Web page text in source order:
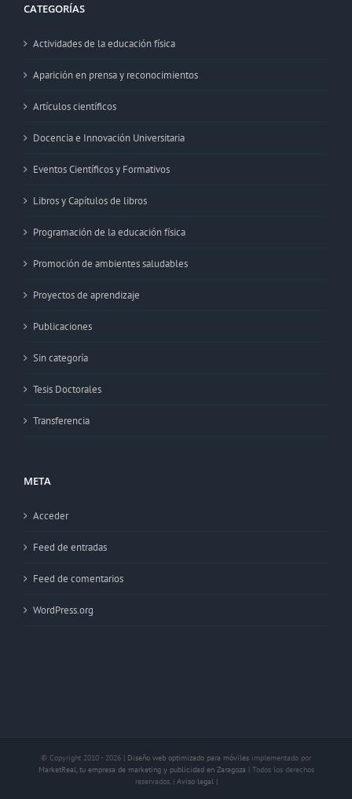
CATEGORÍAS
Actividades de la educación física
Aparición en prensa y reconocimientos
Artículos científicos
Docencia e Innovación Universitaria
Eventos Científicos y Formativos
Libros y Capítulos de libros
Programación de la educación física
Promoción de ambientes saludables
Proyectos de aprendizaje
Publicaciones
Sin categoría
Tesis Doctorales
Transferencia
META
Acceder
Feed de entradas
Feed de comentarios
WordPress.org
© Copyright 2010 - 2026 | Diseño web optimizado para móviles implementado por
MarketReal, tu empresa de marketing y publicidad en Zaragoza | Todos los derechos
reservados. | Aviso legal |